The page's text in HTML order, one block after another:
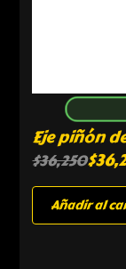
Eje piñón
$36,250$
Añadir al